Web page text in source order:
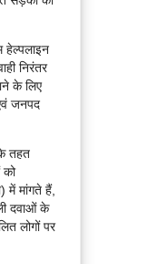
हेल्पलाइन
निरंतर
के लिए
जनपद
तहत
को
में मांगते हैं,
दवाओं के
लोगों पर